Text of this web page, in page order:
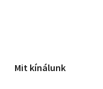
Mit kínálunk